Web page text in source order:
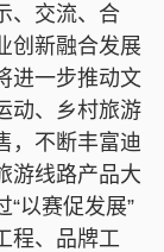
、交流、合
创新融合发展
进一步推动文
动、乡村旅游
，不断丰富迪
游线路产品大
以赛促发展”
程、品牌工